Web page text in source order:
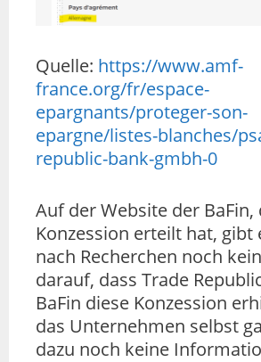
Quelle: https://www.amf-
france.org/fr/espace-
epargnants/proteger-son-
epargne/listes-blanches/
republic-bank-gmbh-0
Auf der Website der BaFin,
Konzession erteilt hat, gibt
nach Recherchen noch
darauf, dass Trade
BaFin diese Konzession
das Unternehmen selbst
dazu noch keine